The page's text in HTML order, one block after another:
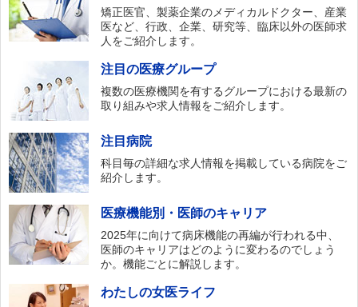
矯正医官、製薬企業のメディカルドクター、産業
医など、行政、企業、研究等、臨床以外の医師求
人をご紹介します。
注目の医療グループ
複数の医療機関を有するグループにおける最新の
取り組みや求人情報をご紹介します。
注目病院
科目毎の詳細な求人情報を掲載している病院をご
紹介します。
医療機能別・医師のキャリア
2025年に向けて病床機能の再編が行われる中、
医師のキャリアはどのように変わるのでしょう
か。機能ごとに解説します。
わたしの女医ライフ